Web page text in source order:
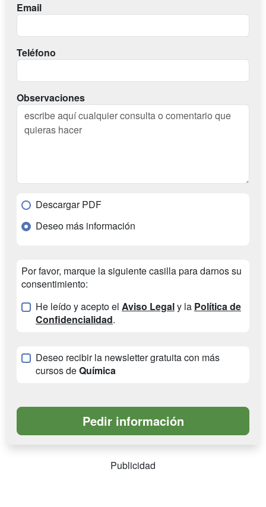
Email
Teléfono
Observaciones
Descargar PDF
Deseo más información
Por favor, marque la siguiente casilla para darnos su
consentimiento:
He leído y acepto el Aviso Legaly la Política de
Confidencialidad.
Deseo recibir la newsletter gratuita con más
cursos deQuímica
Publicidad